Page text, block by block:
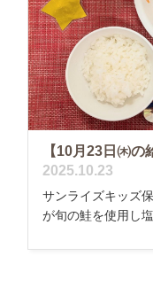
【10月23日㈭の
2025.10.23
サンライズキッ
が旬の鮭を使用し